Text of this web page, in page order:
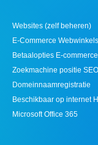
Websites (zelf beheren)
E-Commerce Webwinkels
Betaalopties E-commerce
Zoekmachine positie SEO
Domeinnaamregistratie
Beschikbaar op internet
Microsoft Office 365